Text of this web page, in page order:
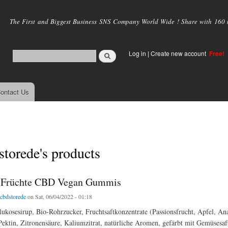
main
The First and Biggest Business SNS Company World Wide ! Share with
Log in | Create new account Free!
Us
products
CBD Vegan Gummis
on Sat, 06/04/2022 - 01:18
Bio-Rohrzucker, Fruchtsaftkonzentrate (Passionsfrucht, Apfel,
Zitronensäure, Kaliumzitrat, natürliche Aromen, gefärbt mit